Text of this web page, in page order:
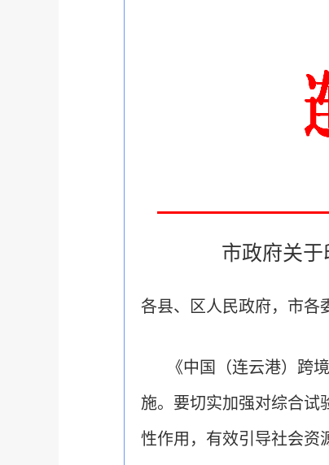
市政府关
各县、区人民政府，市各
《中国（连云港）跨
施。要切实加强对综合试
性作用，有效引导社会资